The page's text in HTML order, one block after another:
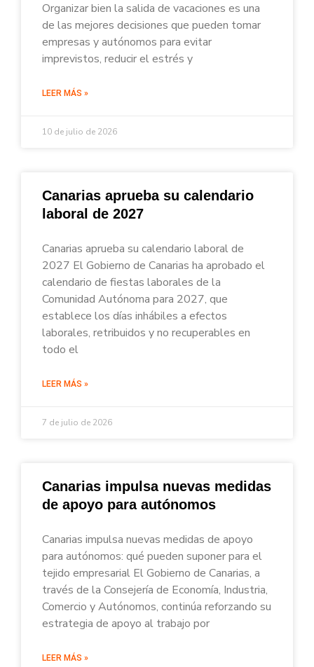
Organizar bien la salida de vacaciones es una
de las mejores decisiones que pueden tomar
empresas y autónomos para evitar
imprevistos, reducir el estrés y
LEER MÁS »
10 de julio de 2026
Canarias aprueba su calendario
laboral de 2027
Canarias aprueba su calendario laboral de
2027 El Gobierno de Canarias ha aprobado el
calendario de fiestas laborales de la
Comunidad Autónoma para 2027, que
establece los días inhábiles a efectos
laborales, retribuidos y no recuperables en
todo el
LEER MÁS »
7 de julio de 2026
Canarias impulsa nuevas medidas
de apoyo para autónomos
Canarias impulsa nuevas medidas de apoyo
para autónomos: qué pueden suponer para el
tejido empresarial El Gobierno de Canarias, a
través de la Consejería de Economía, Industria,
Comercio y Autónomos, continúa reforzando su
estrategia de apoyo al trabajo por
LEER MÁS »